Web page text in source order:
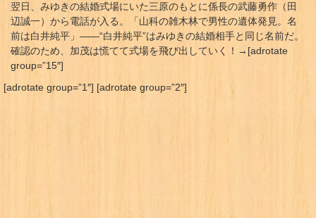
翌日、みゆきの結婚式場にいた三原のもとに係長の武藤勇作（田
辺誠一）から電話が入る。「山科の雑木林で男性の遺体発見。名
前は白井純平」――“白井純平”はみゆきの結婚相手と同じ名前だ。
確認のため、加茂は慌てて式場を飛び出していく！→[adrotate
group=”15″]
[adrotate group=”1″] [adrotate group=”2″]